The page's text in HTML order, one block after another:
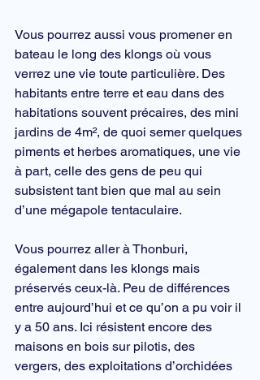
Vous pourrez aussi vous promener en
bateau le long des klongs où vous
verrez une vie toute particulière. Des
habitants entre terre et eau dans des
habitations souvent précaires, des mini
jardins de 4m², de quoi semer quelques
piments et herbes aromatiques, une vie
à part, celle des gens de peu qui
subsistent tant bien que mal au sein
d’une mégapole tentaculaire.
Vous pourrez aller à Thonburi,
également dans les klongs mais
préservés ceux-là. Peu de différences
entre aujourd’hui et ce qu’on a pu voir il
y a 50 ans. Ici résistent encore des
maisons en bois sur pilotis, des
vergers, des exploitations d’orchidées